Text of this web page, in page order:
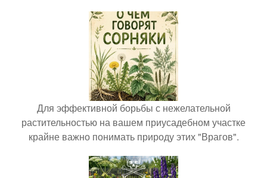
Для эффективной борьбы с нежелательной
растительностью на вашем приусадебном участке
крайне важно понимать природу этих "Врагов".